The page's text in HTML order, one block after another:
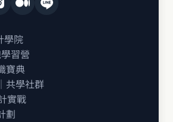
學院
習營
寶典
共學社群
實戰
劃